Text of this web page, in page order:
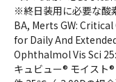
※終日装用に必要な酸
BA, Merts GW:
for Daily And
Ophthalmol Vis Sci
キュビュー® モイスト